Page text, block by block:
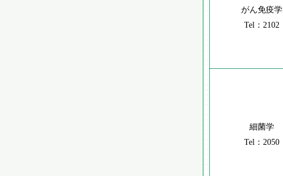
がん免疫学
Tel：2102
細菌学
Tel：2050